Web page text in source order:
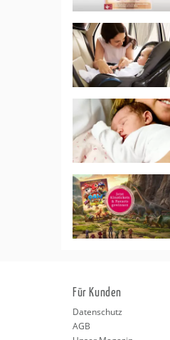
Für Kunden
Datenschutz
AGB